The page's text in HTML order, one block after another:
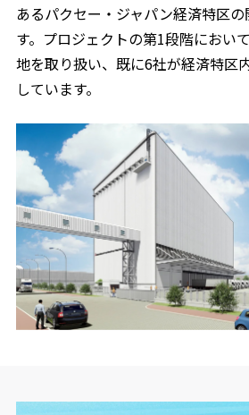
あるパクセー・ジャパン経済特区
す。プロジェクトの第1段階におい
地を取り扱い、既に6社が経済特区
しています。